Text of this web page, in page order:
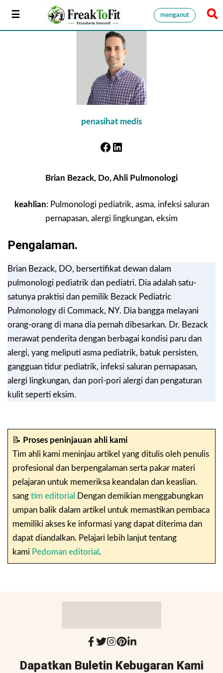
menganut
penasihat medis
Brian Bezack, Do, Ahli Pulmonologi
keahlian: Pulmonologi pediatrik, asma, infeksi saluran
pernapasan, alergi lingkungan, eksim
Pengalaman.
Brian Bezack, DO, bersertifikat dewan dalam
pulmonologi pediatrik dan pediatri. Dia adalah satu-
satunya praktisi dan pemilik Bezack Pediatric
Pulmonology di Commack, NY. Dia bangga melayani
orang-orang di mana dia pernah dibesarkan. Dr. Bezack
merawat penderita dengan berbagai kondisi paru dan
alergi, yang meliputi asma pediatrik, batuk persisten,
gangguan tidur pediatrik, infeksi saluran pernapasan,
alergi lingkungan, dan pori-pori alergi dan pengaturan
kulit seperti eksim.
📝 Proses peninjauan ahli kami
Tim ahli kami meninjau artikel yang ditulis oleh penulis
profesional dan berpengalaman serta pakar materi
pelajaran untuk memeriksa keandalan dan keaslian.
sang tim editorial
Dengan demikian menggabungkan
umpan balik dalam artikel untuk memastikan pembaca
memiliki akses ke informasi yang dapat diterima dan
dapat diandalkan. Pelajari lebih lanjut tentang
kami Pedoman editorial .
Dapatkan Buletin Kebugaran Kami